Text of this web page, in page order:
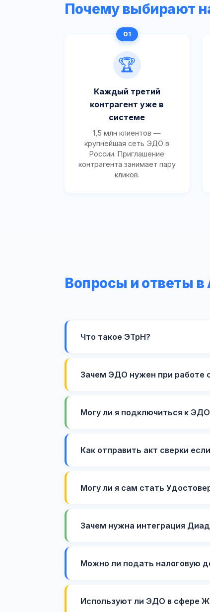
Почему выбирают
🏆
Каждый третий
контрагент уже в
системе
1,5 млн клиентов —
крупнейшая сеть ЭДО в
России. Приглашение
контрагента занимает пару
кликов.
Вопросы и ответы в
Что такое ЭТрН?
Зачем ЭДО нужен при работе
Могу ли я подключиться к
Как отправить акт сверки
Могу ли я сам стать
Зачем нужна интеграция
Можно ли подать налоговую
Используют ли ЭДО в сфере